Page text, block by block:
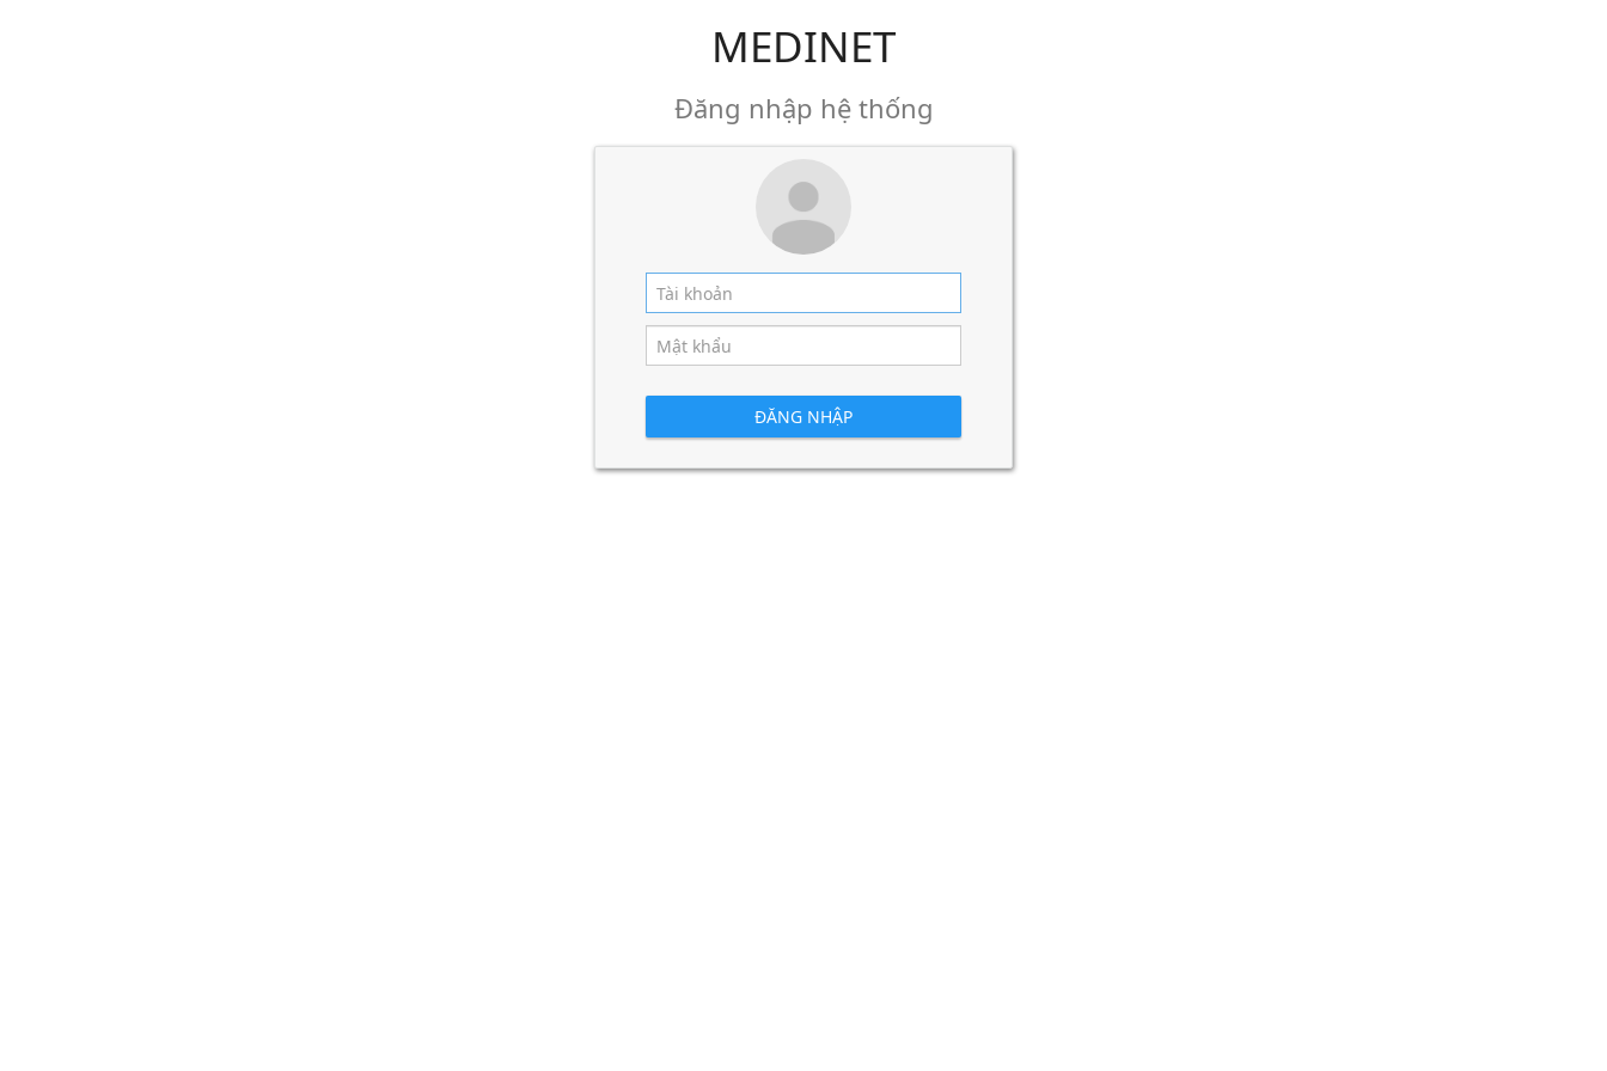
MEDINET
Đăng nhập hệ thống
ĐĂNG NHẬP